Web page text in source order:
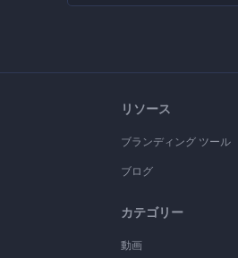
リソース
ブランディング ツール
ブログ
カテゴリー
動画